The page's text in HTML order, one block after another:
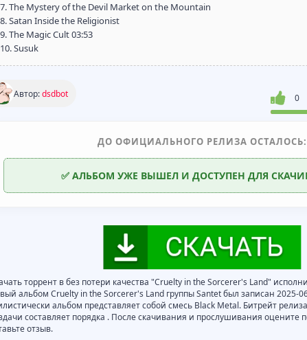
7. The Mystery of the Devil Market on the Mountain
8. Satan Inside the Religionist
9. The Magic Cult 03:53
10. Susuk
Автор:dsdbot 0
ДО ОФИЦИАЛЬНОГО РЕЛИЗА ОСТАЛОСЬ:
✅ АЛЬБОМ УЖЕ ВЫШЕЛ И ДОСТУПЕН ДЛЯ
торрент в без потери качества "Cruelty in the Sorcerer's Land"
альбом Cruelty in the Sorcerer's Land группы Santet был записан 2025-
альбом представляет собой смесь Black Metal. Битрейт
составляет порядка . После скачивания и прослушивания оцените
отзыв.